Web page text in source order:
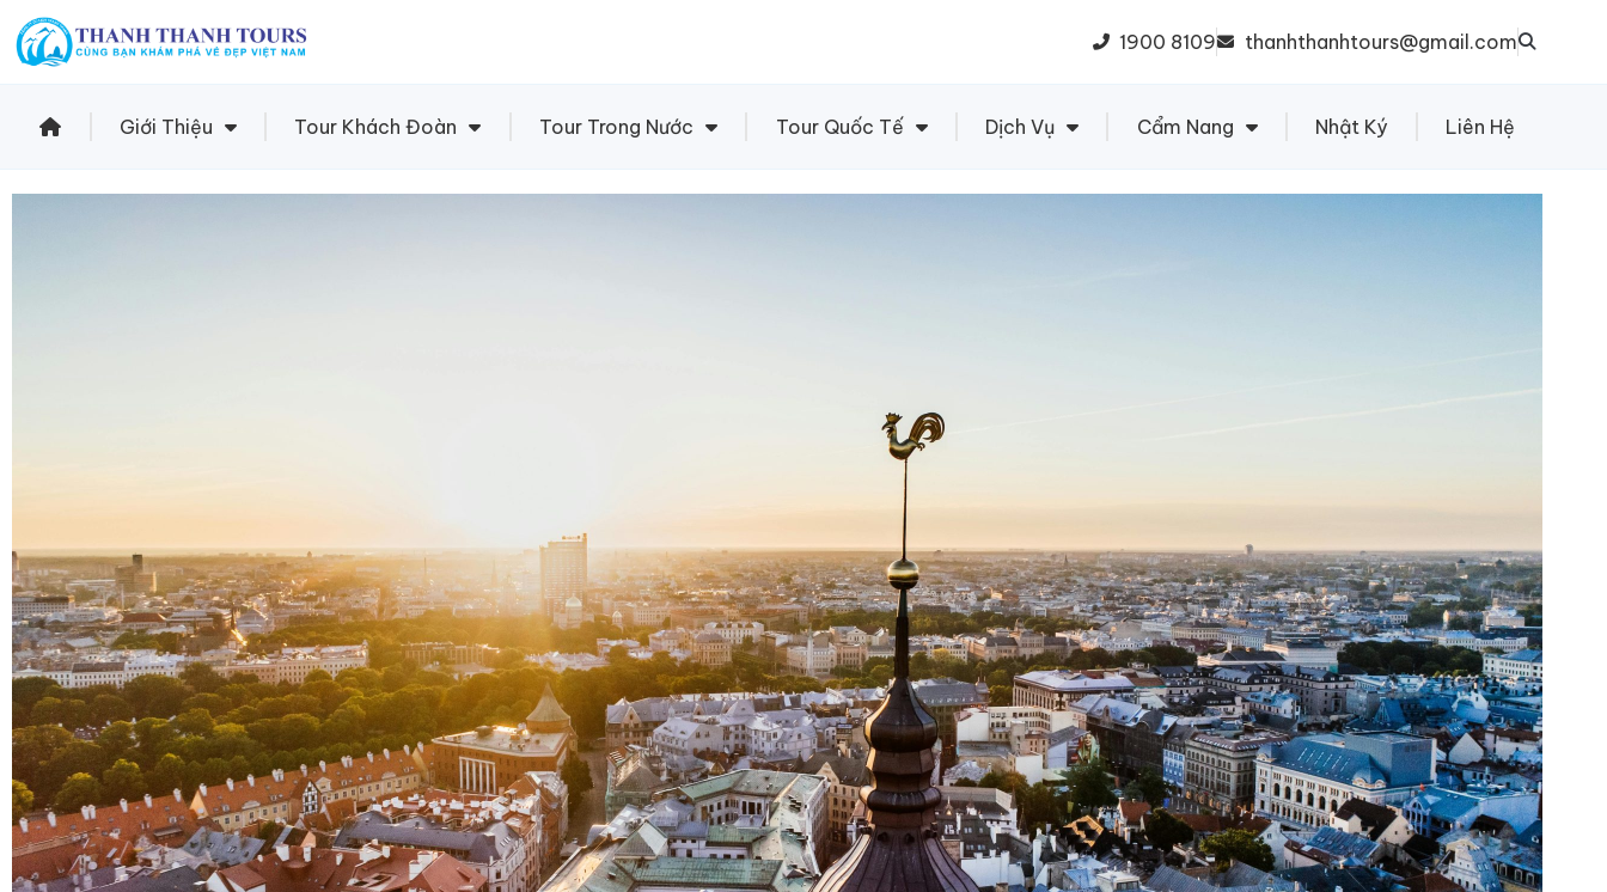
1900 8109 thanhthanhtours@gmail.com
Giới Thiệu Tour Khách Đoàn Tour Trong Nước Tour Quốc Tế Dịch Vụ Cẩm Nang Nhật Ký Liên Hệ